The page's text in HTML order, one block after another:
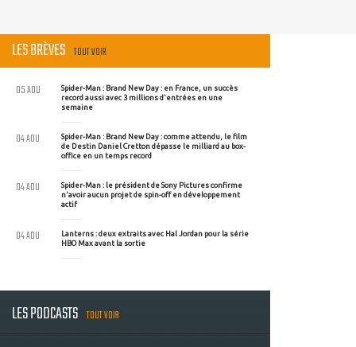
LES BRÈVES TOUT VOIR
Spider-Man : Brand New Day : en France, un succès
record aussi avec 3 millions d'entrées en une
semaine
05 AOU
Spider-Man : Brand New Day : comme attendu, le film
de Destin Daniel Cretton dépasse le milliard au box-
office en un temps record
04 AOU
Spider-Man : le président de Sony Pictures confirme
n'avoir aucun projet de spin-off en développement
actif
04 AOU
Lanterns : deux extraits avec Hal Jordan pour la série
HBO Max avant la sortie
04 AOU
LES PODCASTS TOUT VOIR